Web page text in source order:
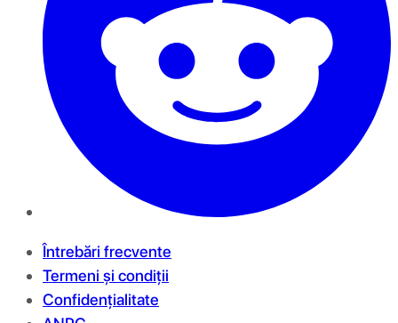
Întrebări frecvente
Termeni și condiții
Confidențialitate